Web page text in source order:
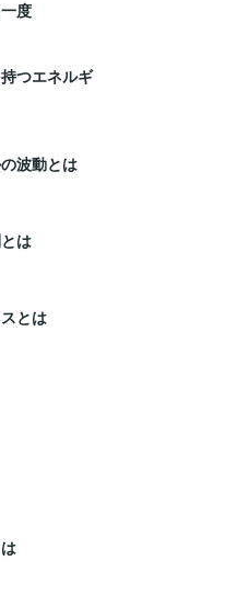
度
つエネルギ
波動とは
は
とは